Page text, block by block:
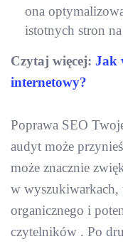
ona
istotnych stron
Czytaj więcej: Jak
internetowy?
Poprawa SEO
audyt może
może znacznie
w wyszukiwarkach,
organicznego i
czytelników . Po